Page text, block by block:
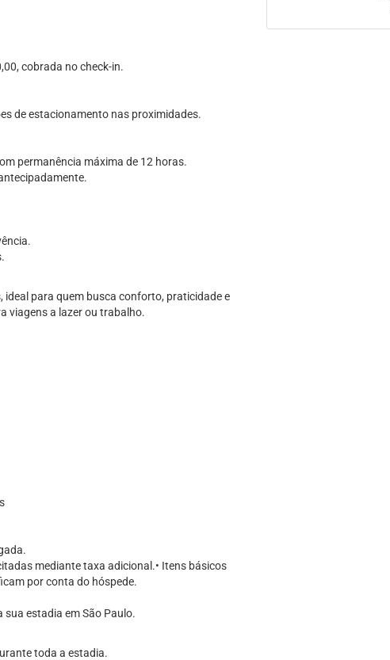
cobrada no check-in.
de estacionamento nas proximidades.
permanência máxima de 12 horas.
para quem busca conforto, praticidade e
viagens a lazer ou trabalho.
mediante taxa adicional.• Itens básicos
por conta do hóspede.
estadia em São Paulo.
toda a estadia.